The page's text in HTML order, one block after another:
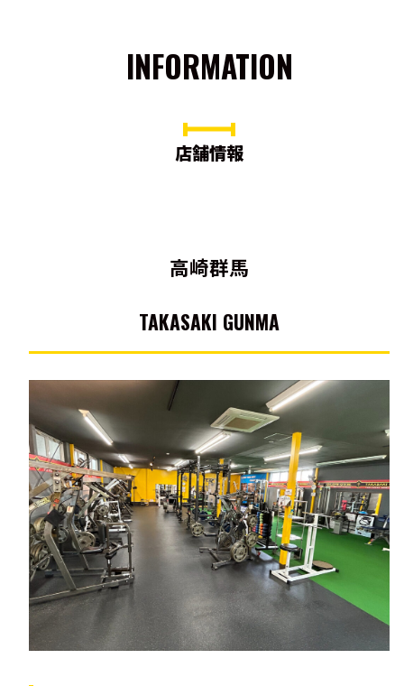
INFORMATION
店舗情報
高崎群馬
TAKASAKI GUNMA